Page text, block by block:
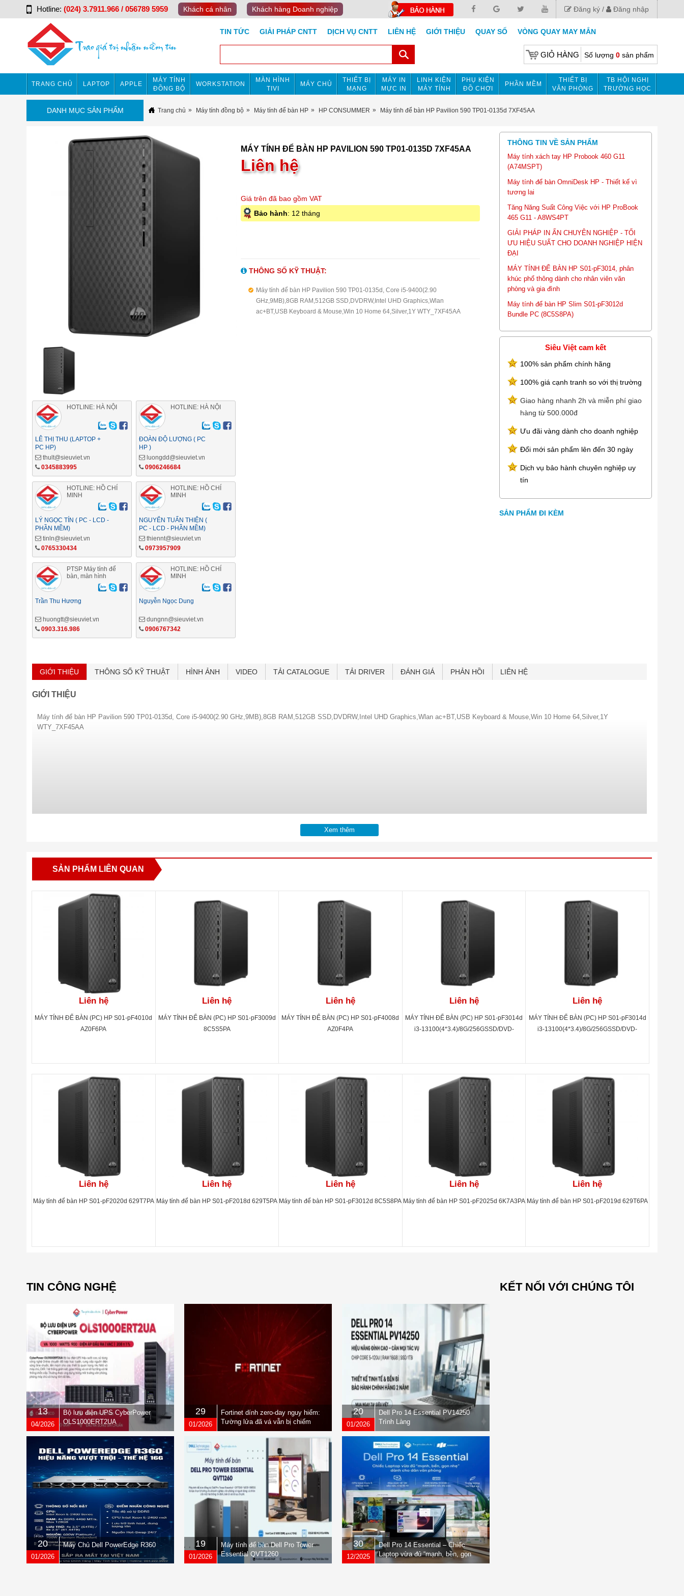
Hotline: (024) 3.7911.966 / 056789 5959 Khách cá nhân Khách hàng Doanh nghiệp Đăng ký Đăng nhập
TIN TỨC GIẢI PHÁP CNTT DỊCH VỤ CNTT LIÊN HỆ GIỚI THIỆU QUAY SỐ VÒNG QUAY MAY MẮN
GIỎ HÀNG Số lượng 0sản phẩm
TRANG CHỦ LAPTOP APPLE
MÁY TÍNH
ĐỒNG BỘ
WORKSTATION
MÀN HÌNH
TIVI
MÁY CHỦ
THIẾT BỊ
MẠNG
MÁY IN
MỰC IN
LINH KIỆN
MÁY TÍNH
PHỤ KIỆN
ĐỒ CHƠI
PHẦN MỀM
THIẾT BỊ
VĂN PHÒNG
TB HỘI NGHỊ
TRƯỜNG HỌC
DANH MỤC SẢN PHẨM Trang chủ Máy tính đồng bộ Máy tính để bàn HP HP CONSUMMER Máy tính để bàn HP Pavilion 590 TP01-0135d 7XF45AA
HOTLINE: HÀ NỘI
LÊ THỊ THU (LAPTOP +
PC HP)
thult@sieuviet.vn
0345883995
HOTLINE: HÀ NỘI
ĐOÀN ĐỘ LƯỢNG ( PC
HP )
luongdd@sieuviet.vn
0906246684
HOTLINE: HỒ CHÍ
MINH
LÝ NGỌC TÍN ( PC - LCD -
PHẦN MỀM)
tinln@sieuviet.vn
0765330434
HOTLINE: HỒ CHÍ
MINH
NGUYỄN TUẤN THIỆN (
PC - LCD - PHẦN MỀM)
thiennt@sieuviet.vn
0973957909
PTSP Máy tính để
bàn, màn hình
Trần Thu Hương
huongtt@sieuviet.vn
0903.316.986
HOTLINE: HỒ CHÍ
MINH
Nguyễn Ngọc Dung
dungnn@sieuviet.vn
0906767342
MÁY TÍNH ĐỂ BÀN HP PAVILION 590 TP01-0135D 7XF45AA
Liên hệ
Giá trên đã bao gồm VAT
Bảo hành: 12 tháng
THÔNG SỐ KỸ THUẬT:
Máy tính để bàn HP Pavilion 590 TP01-0135d, Core i5-9400(2.90
GHz,9MB),8GB RAM,512GB SSD,DVDRW,Intel UHD Graphics,Wlan
ac+BT,USB Keyboard & Mouse,Win 10 Home 64,Silver,1Y WTY_7XF45AA
THÔNG TIN VỀ SẢN PHẨM
Máy tính xách tay HP Probook 460 G11
(A74MSPT)
Máy tính để bàn OmniDesk HP - Thiết kế vì
tương lai
Tăng Năng Suất Công Việc với HP ProBook
465 G11 - A8WS4PT
GIẢI PHÁP IN ẤN CHUYÊN NGHIỆP - TỐI
ƯU HIỆU SUẤT CHO DOANH NGHIỆP HIỆN
ĐẠI
MÁY TÍNH ĐỂ BÀN HP S01-pF3014, phân
khúc phổ thông dành cho nhân viên văn
phòng và gia đình
Máy tính để bàn HP Slim S01-pF3012d
Bundle PC (8C5S8PA)
Siêu Việt cam kết
100% sản phẩm chính hãng
100% giá cạnh tranh so với thị trường
Giao hàng nhanh 2h và miễn phí giao
hàng từ 500.000đ
Ưu đãi vàng dành cho doanh nghiệp
Đổi mới sản phẩm lên đến 30 ngày
Dịch vụ bảo hành chuyên nghiệp uy
tín
SẢN PHẨM ĐI KÈM
GIỚI THIỆU THÔNG SỐ KỸ THUẬT HÌNH ẢNH VIDEO TẢI CATALOGUE TẢI DRIVER ĐÁNH GIÁ PHẢN HỒI LIÊN HỆ
GIỚI THIỆU
Máy tính để bàn HP Pavilion 590 TP01-0135d, Core i5-9400(2.90 GHz,9MB),8GB RAM,512GB SSD,DVDRW,Intel UHD Graphics,Wlan ac+BT,USB Keyboard & Mouse,Win 10 Home 64,Silver,1Y
WTY_7XF45AA
Xem thêm
SẢN PHẨM LIÊN QUAN
Liên hệ
MÁY TÍNH ĐỂ BÀN (PC) HP S01-pF4010d
AZ0F6PA
Liên hệ
MÁY TÍNH ĐỂ BÀN (PC) HP S01-pF3009d
8C5S5PA
Liên hệ
MÁY TÍNH ĐỂ BÀN (PC) HP S01-pF4008d
AZ0F4PA
Liên hệ
MÁY TÍNH ĐỂ BÀN (PC) HP S01-pF3014d
i3-13100(4*3.4)/8G/256GSSD/DVD-
Liên hệ
MÁY TÍNH ĐỂ BÀN (PC) HP S01-pF3014d
i3-13100(4*3.4)/8G/256GSSD/DVD-
Liên hệ
Máy tính để bàn HP S01-pF2020d 629T7PA
Liên hệ
Máy tính để bàn HP S01-pF2018d 629T5PA
Liên hệ
Máy tính để bàn HP S01-pF3012d 8C5S8PA
Liên hệ
Máy tính để bàn HP S01-pF2025d 6K7A3PA
Liên hệ
Máy tính để bàn HP S01-pF2019d 629T6PA
TIN CÔNG NGHỆ
13
04/2026
Bộ lưu điện UPS CyberPower
OLS1000ERT2UA
29
01/2026
Fortinet dính zero-day nguy hiểm:
Tường lửa đã vá vẫn bị chiếm
quyền
20
01/2026
Dell Pro 14 Essential PV14250
Trình Làng
20
01/2026
Máy Chủ Dell PowerEdge R360 19
01/2026
Máy tính để bàn Dell Pro Tower
Essential QVT1260
30
12/2025
Dell Pro 14 Essential – Chiếc
Laptop vừa đủ “mạnh, bền, gọn
nhẹ” dành cho dân văn phòng
KẾT NỐI VỚI CHÚNG TÔI